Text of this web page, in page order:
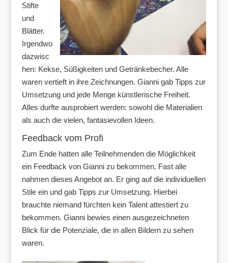
Stifte
und
Blätter.
Irgendwo
dazwisc
hen: Kekse, Süßigkeiten und Getränkebecher. Alle
waren vertieft in ihre Zeichnungen. Gianni gab Tipps zur
Umsetzung und jede Menge künstlerische Freiheit.
Alles durfte ausprobiert werden: sowohl die Materialien
als auch die vielen, fantasievollen Ideen.
Feedback vom Profi
Zum Ende hatten alle Teilnehmenden die Möglichkeit
ein Feedback von Gianni zu bekommen. Fast alle
nahmen dieses Angebot an. Er ging auf die individuellen
Stile ein und gab Tipps zur Umsetzung. Hierbei
brauchte niemand fürchten kein Talent attestiert zu
bekommen. Gianni bewies einen ausgezeichneten
Blick für die Potenziale, die in allen Bildern zu sehen
waren.